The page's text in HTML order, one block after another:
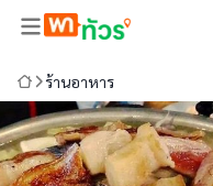
ร้านอาหาร